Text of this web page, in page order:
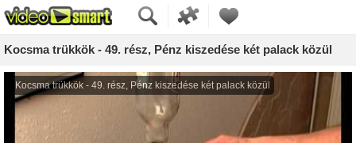
Kocsma trükkök - 49. rész, Pénz kiszedése két palack közül